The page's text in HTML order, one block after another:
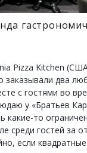
Pizza Kitchen
заказывали два
с гостями во
у «Братьев
то
среди гостей за
если